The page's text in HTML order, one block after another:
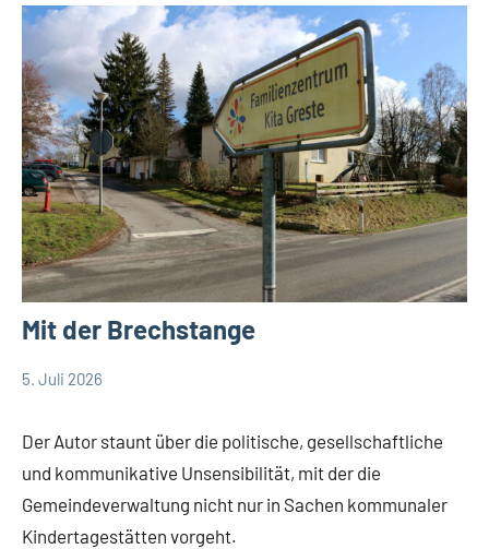
Mit der Brechstange
5. Juli 2026
Der Autor staunt über die politische, gesellschaftliche
und kommunikative Unsensibilität, mit der die
Gemeindeverwaltung nicht nur in Sachen kommunaler
Kindertagestätten vorgeht.